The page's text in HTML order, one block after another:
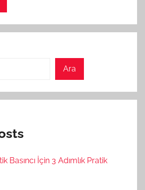
Ara
Basıncı İçin 3 Adımlık Pratik